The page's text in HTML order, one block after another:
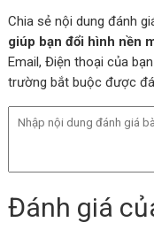
Chia sẻ nội dung đánh
giúp bạn đổi hình nền
Email, Điện thoại của
trường bắt buộc được
Đánh giá